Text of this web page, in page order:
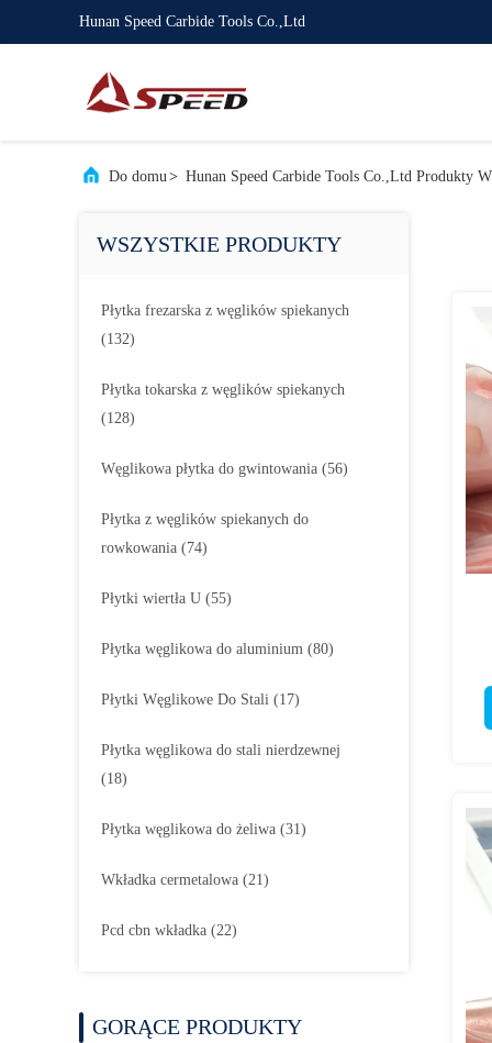
Hunan Speed Carbide Tools Co.,Ltd
Do domu> Hunan Speed Carbide Tools Co.,Ltd Produkty
WSZYSTKIE PRODUKTY
Płytka frezarska z węglików spiekanych
(132)
Płytka tokarska z węglików spiekanych
(128)
Węglikowa płytka do gwintowania (56)
Płytka z węglików spiekanych do
rowkowania (74)
Płytki wiertła U (55)
Płytka węglikowa do aluminium (80)
Płytki Węglikowe Do Stali (17)
Płytka węglikowa do stali nierdzewnej
(18)
Płytka węglikowa do żeliwa (31)
Wkładka cermetalowa (21)
Pcd cbn wkładka (22)
GORĄCE PRODUKTY